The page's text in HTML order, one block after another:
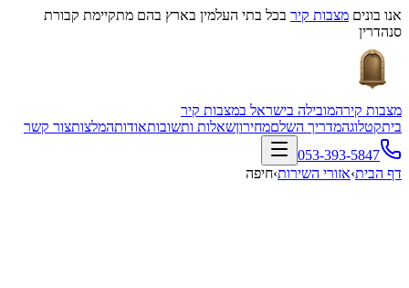
אנו בונים מצבות קיר בכל בתי העלמין בארץ בהם מתקיימת קבורת
סנהדרין
מצבות קירהמובילה בישראל במצבות קיר
ביתקטלוגהמדריך השלםמחירוןשאלות ותשובותאודותהמלצותצור קשר
053-393-5847
דף הבית›אזורי השירות›חיפה